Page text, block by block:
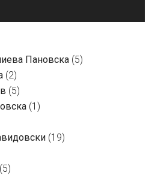
Пановска (5)
(2)
(5)
(1)
(19)
(5)